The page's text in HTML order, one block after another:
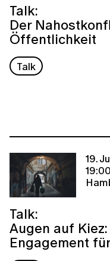
Talk:
Der
Öffentlichkeit
Talk
19.
Talk:
Augen auf
Engagement